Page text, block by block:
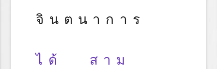
จินตนาการ
ได้ สาม